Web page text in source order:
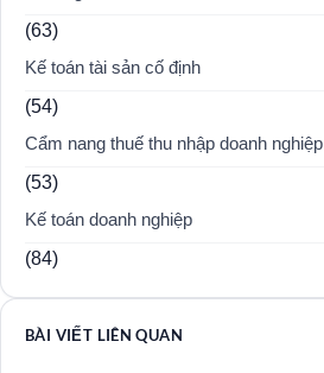
(63)
Kế toán tài sản cố định
(54)
Cẩm nang thuế thu nhập doanh nghiệp
(53)
Kế toán doanh nghiệp
(84)
BÀI VIẾT LIÊN QUAN